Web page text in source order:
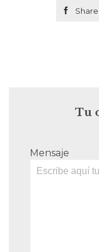
 Share
Tu
Mensaje